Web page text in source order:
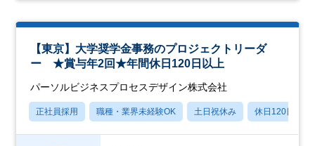
【東京】大学奨学金事務のプロジェクトリーダ
ー ★賞与年2回★年間休日120日以上
パーソルビジネスプロセスデザイン株式会社
正社員採用 職種・業界未経験OK 土日祝休み 休日120日以上